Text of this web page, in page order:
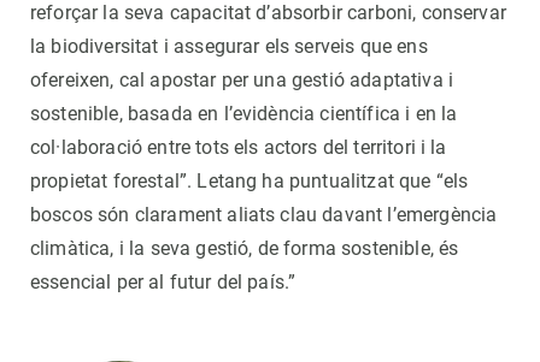
reforçar la seva capacitat d’absorbir carboni, conservar
la biodiversitat i assegurar els serveis que ens
ofereixen, cal apostar per una gestió adaptativa i
sostenible, basada en l’evidència científica i en la
col·laboració entre tots els actors del territori i la
propietat forestal”. Letang ha puntualitzat que “els
boscos són clarament aliats clau davant l’emergència
climàtica, i la seva gestió, de forma sostenible, és
essencial per al futur del país.”